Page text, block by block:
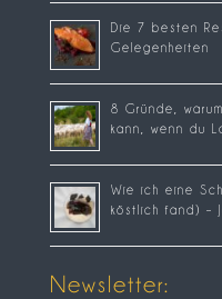
Die 7 besten
Gelegenheiten
8 Gründe,
kann, wenn du
Wie ich eine
köstlich fand) –
Newsletter: